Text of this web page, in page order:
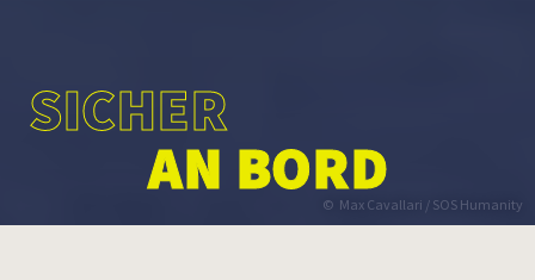
Max Cavallari / SOS Humanity
SICHER
AN BORD